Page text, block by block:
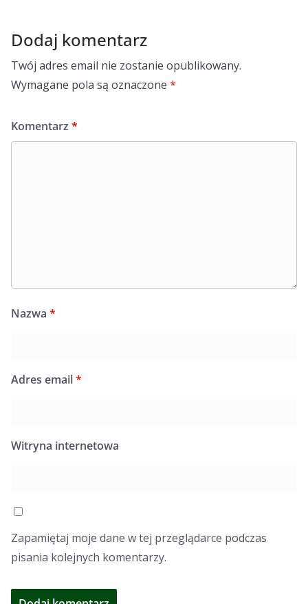
Dodaj komentarz
Twój adres email nie zostanie opublikowany.
Wymagane pola są oznaczone *
Komentarz *
Nazwa *
Adres email*
Witryna internetowa
Zapamiętaj moje dane w tej przeglądarce podczas
pisania kolejnych komentarzy.